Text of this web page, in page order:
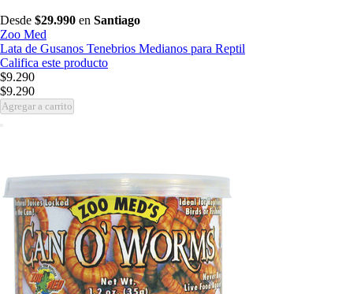
Desde $29.990 en Santiago
Zoo Med
Lata de Gusanos Tenebrios Medianos para Reptil
Califica este producto
$9.290
$9.290
Agregar a carrito